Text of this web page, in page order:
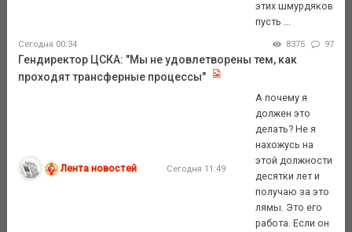
этих шмурдяков
пусть ...
Сегодня 00:34 8375 97
Гендиректор ЦСКА: "Мы не удовлетворены тем, как
проходят трансферные процессы"
Лента новостей Сегодня 11:49
А почему я
должен это
делать? Не я
нахожусь на
этой должности
десятки лет и
получаю за это
лямы. Это его
работа. Если он